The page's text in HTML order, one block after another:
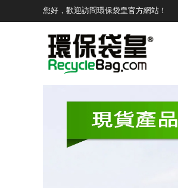
您好，歡迎訪問環保袋皇官方網站！